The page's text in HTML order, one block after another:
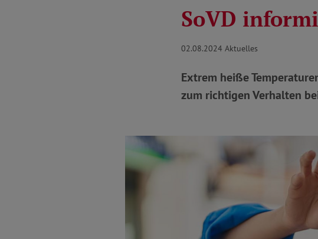
SoVD
02.08.2024 Aktuelles
Extrem heiße
zum richtigen Verhalten